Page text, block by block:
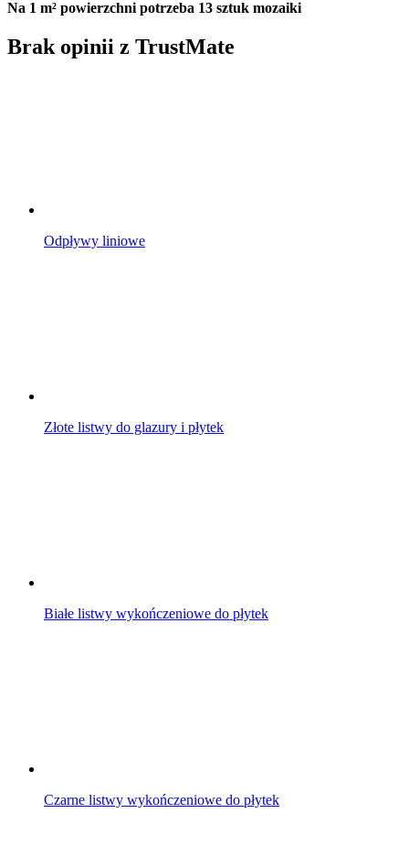
Na 1 m² powierzchni potrzeba 13 sztuk mozaiki
Brak opinii z TrustMate
Odpływy liniowe
Złote listwy do glazury i płytek
Białe listwy wykończeniowe do płytek
Czarne listwy wykończeniowe do płytek